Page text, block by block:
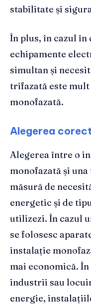
stabilitate și
În plus, în cazul în
echipamente
simultan și
trifazată este
monofazată.
Alegerea
Alegerea între o
monofazată și
măsură de
energetic și de
utilizezi. În cazul
se folosesc
instalație
mai economică.
industrii sau
energie,